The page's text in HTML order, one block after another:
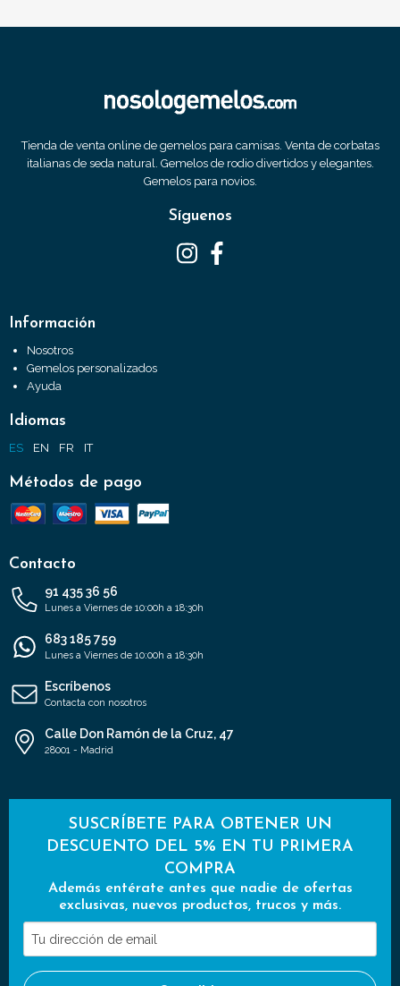
Tienda de venta online de gemelos para camisas. Venta de corbatas
italianas de seda natural. Gemelos de rodio divertidos y elegantes.
Gemelos para novios.
Síguenos
Información
Nosotros
Gemelos personalizados
Ayuda
Idiomas
ES EN FR IT
Métodos de pago
Contacto
91 435 36 56
Lunes a Viernes de 10:00h a 18:30h
683 185 759
Lunes a Viernes de 10:00h a 18:30h
Escríbenos
Contacta con nosotros
Calle Don Ramón de la Cruz, 47
28001 - Madrid
SUSCRÍBETE PARA OBTENER UN
DESCUENTO DEL 5% EN TU PRIMERA
COMPRA
Además entérate antes que nadie de ofertas
exclusivas, nuevos productos, trucos y más.
Tu
dirección
de